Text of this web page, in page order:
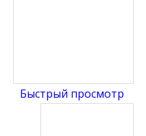
Быстрый просмотр